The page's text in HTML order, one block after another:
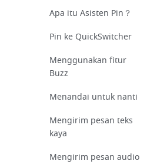
Apa itu Asisten Pin？
Pin ke QuickSwitcher
Menggunakan fitur
Buzz
Menandai untuk nanti
Mengirim pesan teks
kaya
Mengirim pesan audio